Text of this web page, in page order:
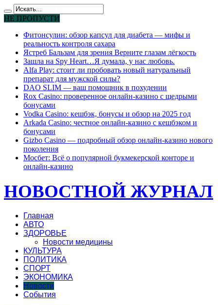
НЕ ПРОПУСТИ
Фитонсулин: обзор капсул для диабета — мифы и
реальность контроля сахара
Ястреб Бальзам для зрения Верните глазам лёгкость
Зашла на Spy Heart…Я думала, у нас любовь.
Alfa Play: стоит ли пробовать новый натуральный
препарат для мужской силы?
DAO SLIM — ваш помощник в похудении
Rox Casino: проверенное онлайн-казино с щедрыми
бонусами
Vodka Casino: кешбэк, бонусы и обзор на 2025 год
Arkada Casino: честное онлайн-казино с кешбэком и
бонусами
Gizbo Casino — подробный обзор онлайн-казино нового
поколения
Мосбет: Всё о популярной букмекерской конторе и
онлайн-казино
НОВОСТНОЙ ЖУРНАЛ
Главная
АВТО
ЗДОРОВЬЕ
Новости медицины
КУЛЬТУРА
ПОЛИТИКА
СПОРТ
ЭКОНОМИКА
Новости
События